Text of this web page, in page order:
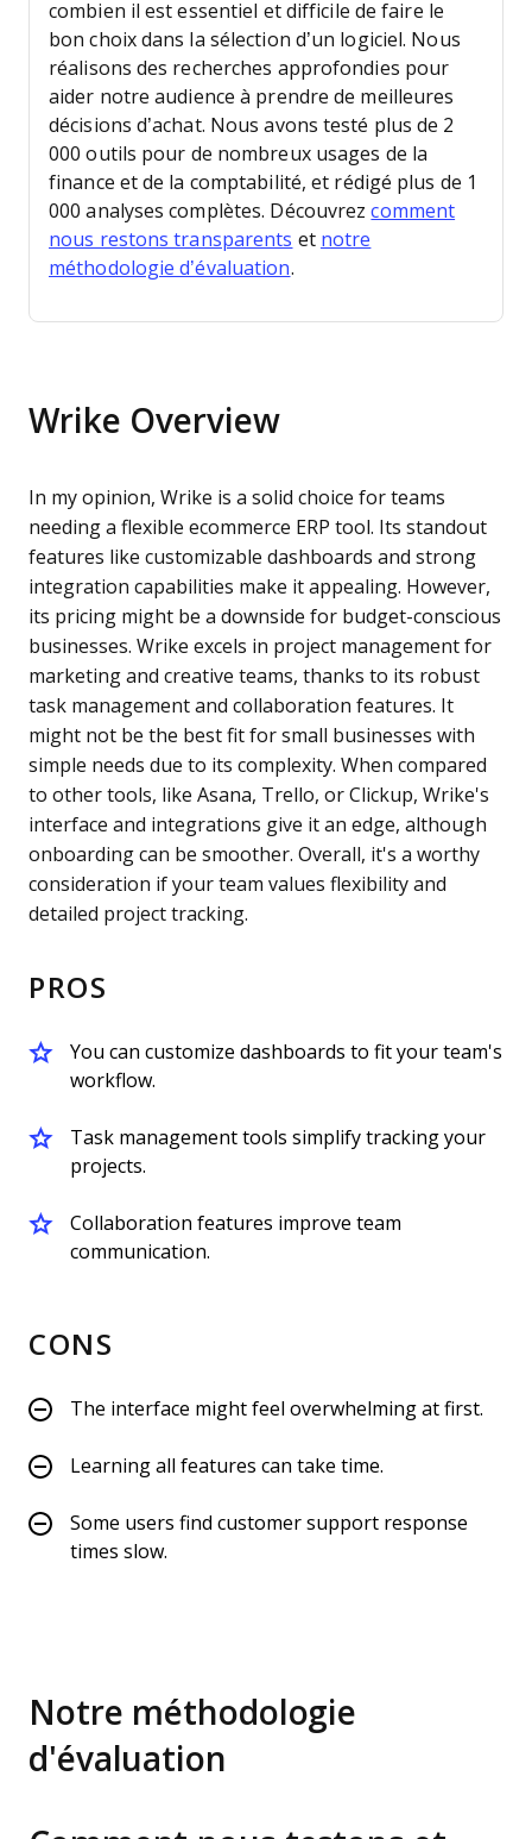
combien il est essentiel et difficile de faire le
bon choix dans la sélection d’un logiciel. Nous
réalisons des recherches approfondies pour
aider notre audience à prendre de meilleures
décisions d’achat. Nous avons testé plus de 2
000 outils pour de nombreux usages de la
finance et de la comptabilité, et rédigé plus de 1
000 analyses complètes. Découvrezcomment
nous restons transparents et notre
méthodologie d’évaluation.
Wrike Overview
In my opinion, Wrike is a solid choice for teams
needing a flexible ecommerce ERP tool. Its standout
features like customizable dashboards and strong
integration capabilities make it appealing. However,
its pricing might be a downside for budget-conscious
businesses. Wrike excels in project management for
marketing and creative teams, thanks to its robust
task management and collaboration features. It
might not be the best fit for small businesses with
simple needs due to its complexity. When compared
to other tools, like Asana, Trello, or Clickup, Wrike's
interface and integrations give it an edge, although
onboarding can be smoother. Overall, it's a worthy
consideration if your team values flexibility and
detailed project tracking.
PROS
You can customize dashboards to fit your team's
workflow.
Task management tools simplify tracking your
projects.
Collaboration features improve team
communication.
CONS
The interface might feel overwhelming at first.
Learning all features can take time.
Some users find customer support response
times slow.
Notre méthodologie
d'évaluation